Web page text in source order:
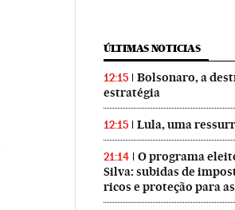
ÚLTIMAS NOTICIAS
12:15
Bolsonaro, a
estratégia
12:15 Lula, uma
21:14
O programa
Silva: subidas de
ricos e proteção para